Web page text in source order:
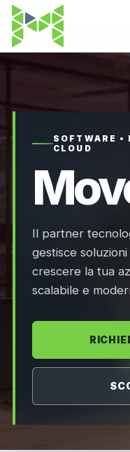
Servizi
Chi Siamo
Contatti
FAQ
Support
SOFTWARE •
CLOUD
Il partner
gestisce
crescere la tua
scalabile e